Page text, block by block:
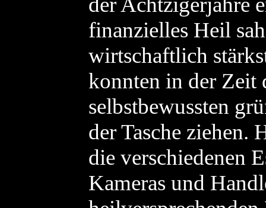
finanzielles Heil
wirtschaftlich
konnten in der Zeit
selbstbewussten
der Tasche ziehen.
die verschiedenen
Kameras und